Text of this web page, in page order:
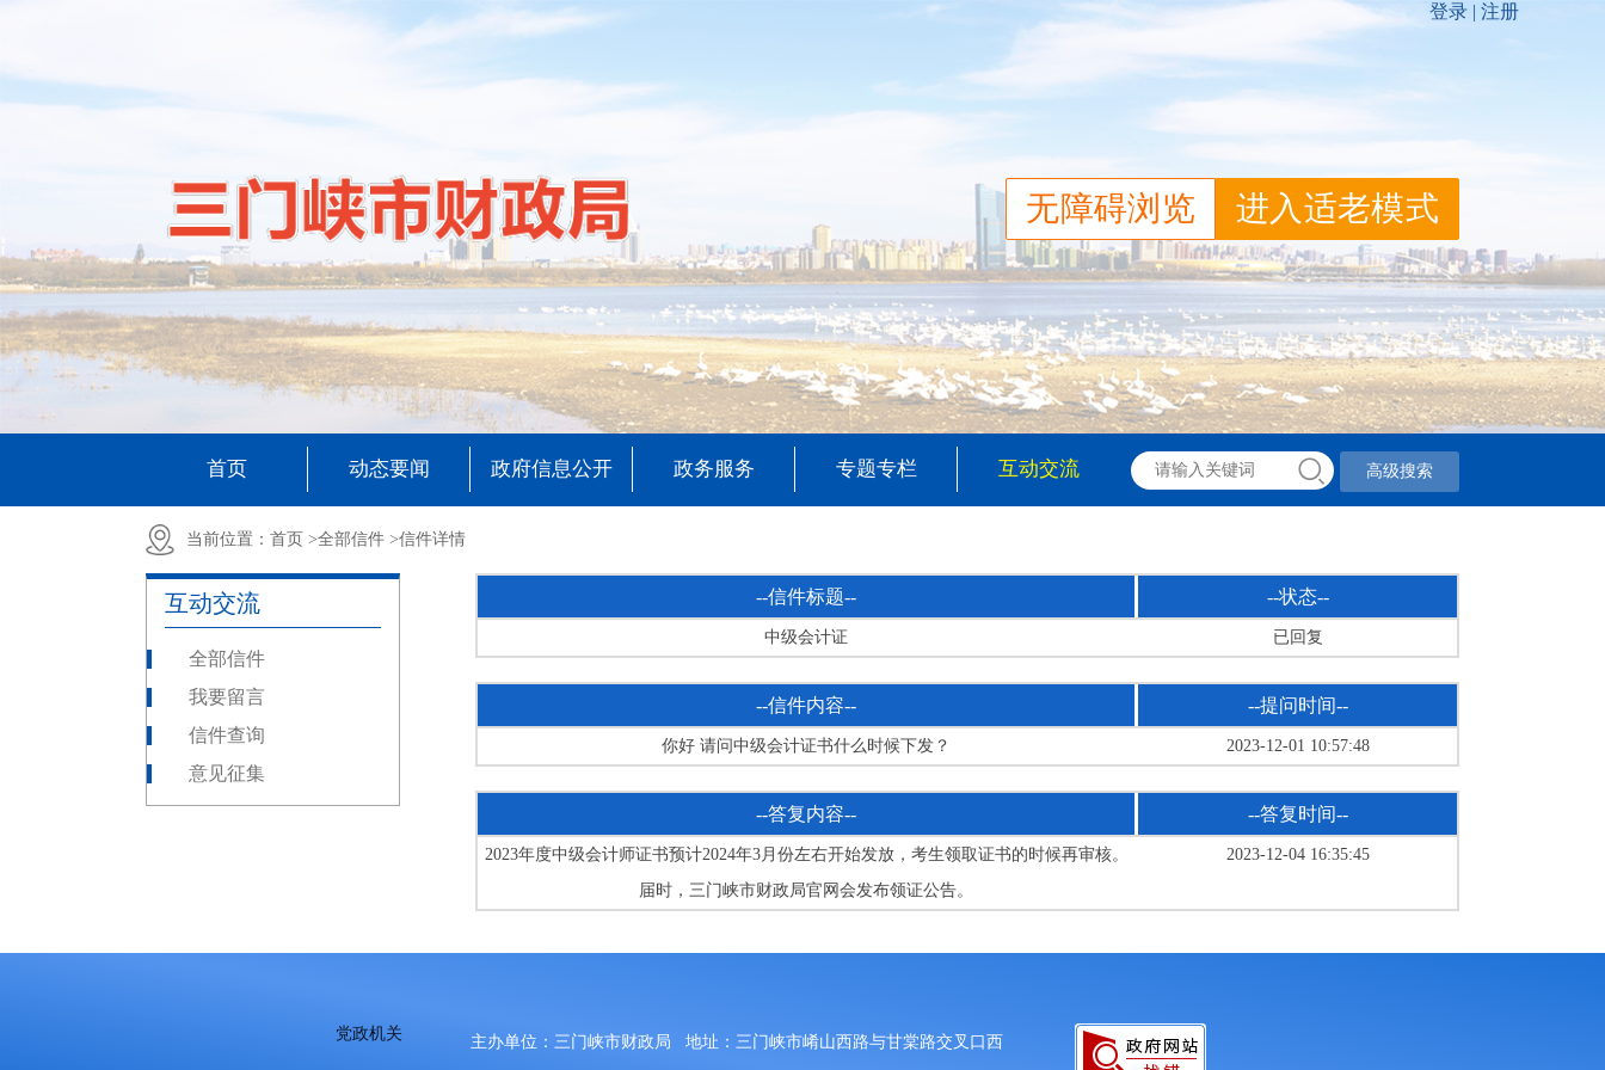
无障碍浏览 进入适老模式
首页 动态要闻 政府信息公开 政务服务 专题专栏 互动交流 高级搜索
当前位置： 首页 >全部信件 >信件详情
互动交流
全部信件
我要留言
信件查询
意见征集
--信件标题-- --状态--
中级会计证 已回复
--信件内容-- --提问时间--
你好 请问中级会计证书什么时候下发？ 2023-12-01 10:57:48
--答复内容-- --答复时间--
2023年度中级会计师证书预计2024年3月份左右开始发放，考生领取证书的时候再审核。
届时，三门峡市财政局官网会发布领证公告。
2023-12-04 16:35:45
党政机关 主办单位：三门峡市财政局 地址：三门峡市崤山西路与甘棠路交叉口西